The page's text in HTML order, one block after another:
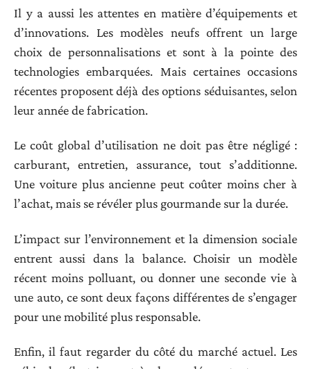
Il y a aussi les attentes en matière d’équipements et
d’innovations. Les modèles neufs offrent un large
choix de personnalisations et sont à la pointe des
technologies embarquées. Mais certaines occasions
récentes proposent déjà des options séduisantes, selon
leur année de fabrication.
Le coût global d’utilisation ne doit pas être négligé :
carburant, entretien, assurance, tout s’additionne.
Une voiture plus ancienne peut coûter moins cher à
l’achat, mais se révéler plus gourmande sur la durée.
L’impact sur l’environnement et la dimension sociale
entrent aussi dans la balance. Choisir un modèle
récent moins polluant, ou donner une seconde vie à
une auto, ce sont deux façons différentes de s’engager
pour une mobilité plus responsable.
Enfin, il faut regarder du côté du marché actuel. Les